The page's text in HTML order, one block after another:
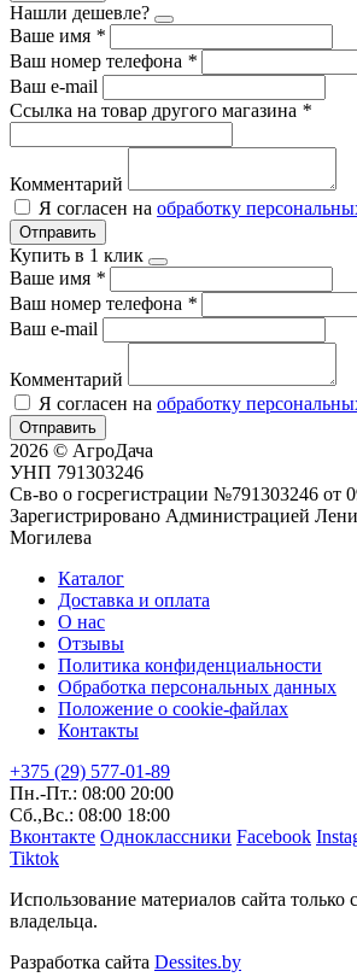
Нашли дешевле?
Ваше имя *
Ваш номер телефона *
Ваш e-mail
Ссылка на товар другого магазина *
Комментарий
Я согласен на обработку
Отправить
Купить в 1 клик
Ваше имя *
Ваш номер телефона *
Ваш e-mail
Комментарий
Я согласен на обработку
Отправить
2026 © АгроДача
УНП 791303246
Св-во о госрегистрации №791303246 от
Зарегистрировано Администрацией
Могилева
Каталог
Доставка и оплата
О нас
Отзывы
Политика конфиденциальности
Обработка персональных данных
Положение о cookie-файлах
Контакты
+375 (29) 577-01-89
Пн.-Пт.: 08:00 20:00
Сб.,Вс.: 08:00 18:00
Вконтакте Одноклассники Facebook
Tiktok
Использование материалов сайта только
владельца.
Разработка сайта Dessites.by